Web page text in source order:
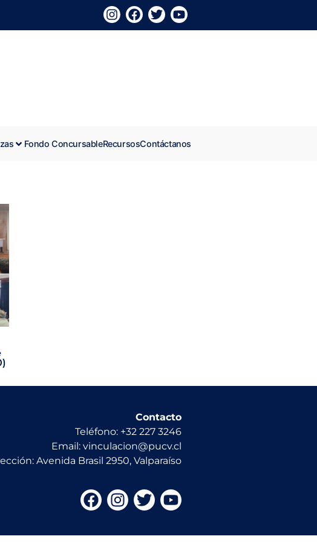
Fondo ConcursableRecursosContáctanos
Contacto
Teléfono: +32 227 3246
Email: vinculacion@pucv.cl
Avenida Brasil 2950, Valparaíso